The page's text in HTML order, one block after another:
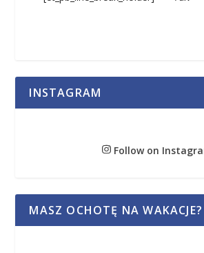
INSTAGRAM
Follow on
MASZ OCHOTĘ NA WAKACJE?